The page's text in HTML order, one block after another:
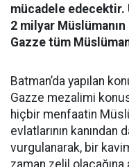
mücadele edecektir.
2 milyar
Gazze tüm
Batman’da yapılan
Gazze mezalimi
hiçbir menfaatin
evlatlarının kanından
vurgulanarak, bir
zaman zelil olacağına